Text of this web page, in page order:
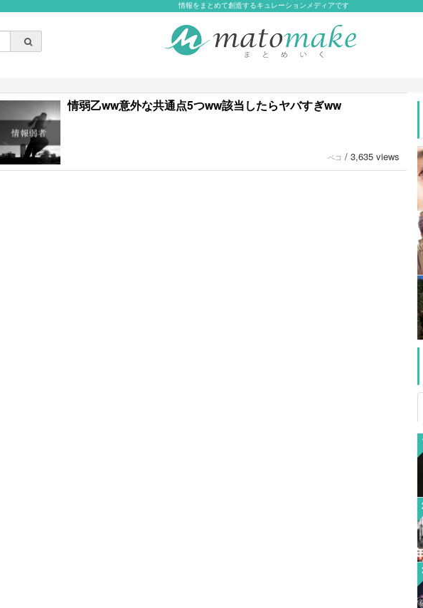
情報をまとめて創造するキュレーションメディアです
情弱乙ww意外な共通点5つww該当したらヤバすぎww
ペコ / 3,635 views